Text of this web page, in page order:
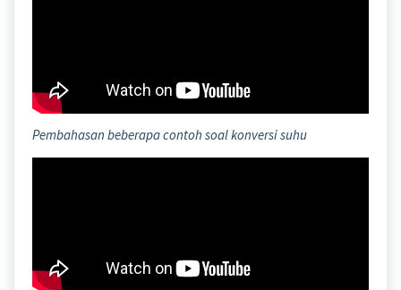
Pembahasan beberapa contoh soal konversi suhu